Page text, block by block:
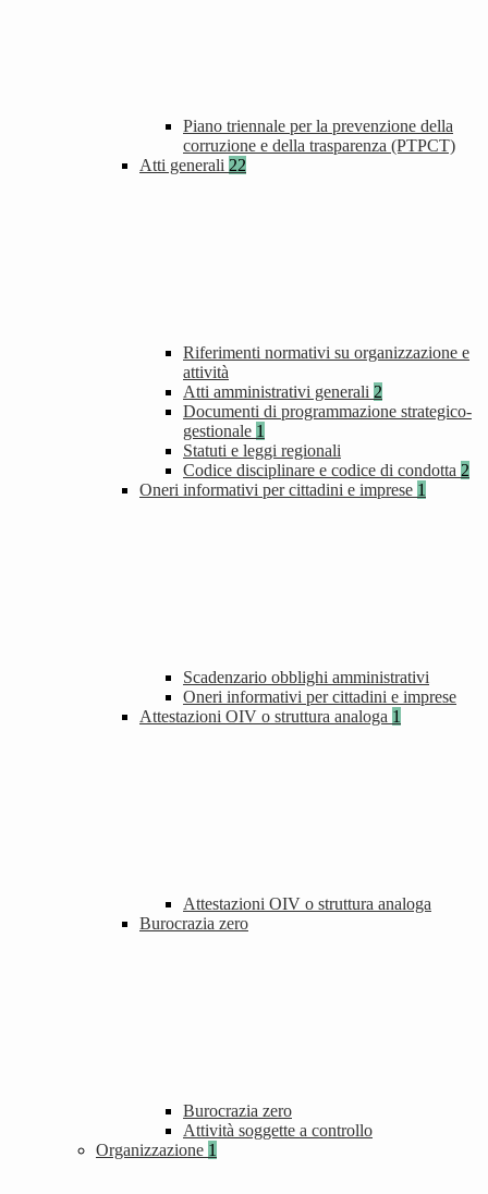
Piano triennale per la prevenzione della
corruzione e della trasparenza (PTPCT)
Atti generali 22
Riferimenti normativi su organizzazione e
attività
Atti amministrativi generali 2
Documenti di programmazione strategico-
gestionale 1
Statuti e leggi regionali
Codice disciplinare e codice di condotta 2
Oneri informativi per cittadini e imprese 1
Scadenzario obblighi amministrativi
Oneri informativi per cittadini e imprese
Attestazioni OIV o struttura analoga 1
Attestazioni OIV o struttura analoga
Burocrazia zero
Burocrazia zero
Attività soggette a controllo
Organizzazione 1